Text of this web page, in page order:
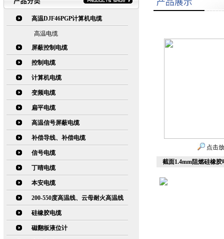
高温DJF46PGP计算机电缆
高温电缆
屏蔽控制电缆
控制电缆
计算机电缆
变频电缆
扁平电缆
高温信号屏蔽电缆
补偿导线、补偿电缆
信号电缆
丁晴电缆
本安电缆
200-550度高温线、云母耐火高温线
硅橡胶电缆
磁翻板液位计
点击
截面1.4mm阻燃硅橡